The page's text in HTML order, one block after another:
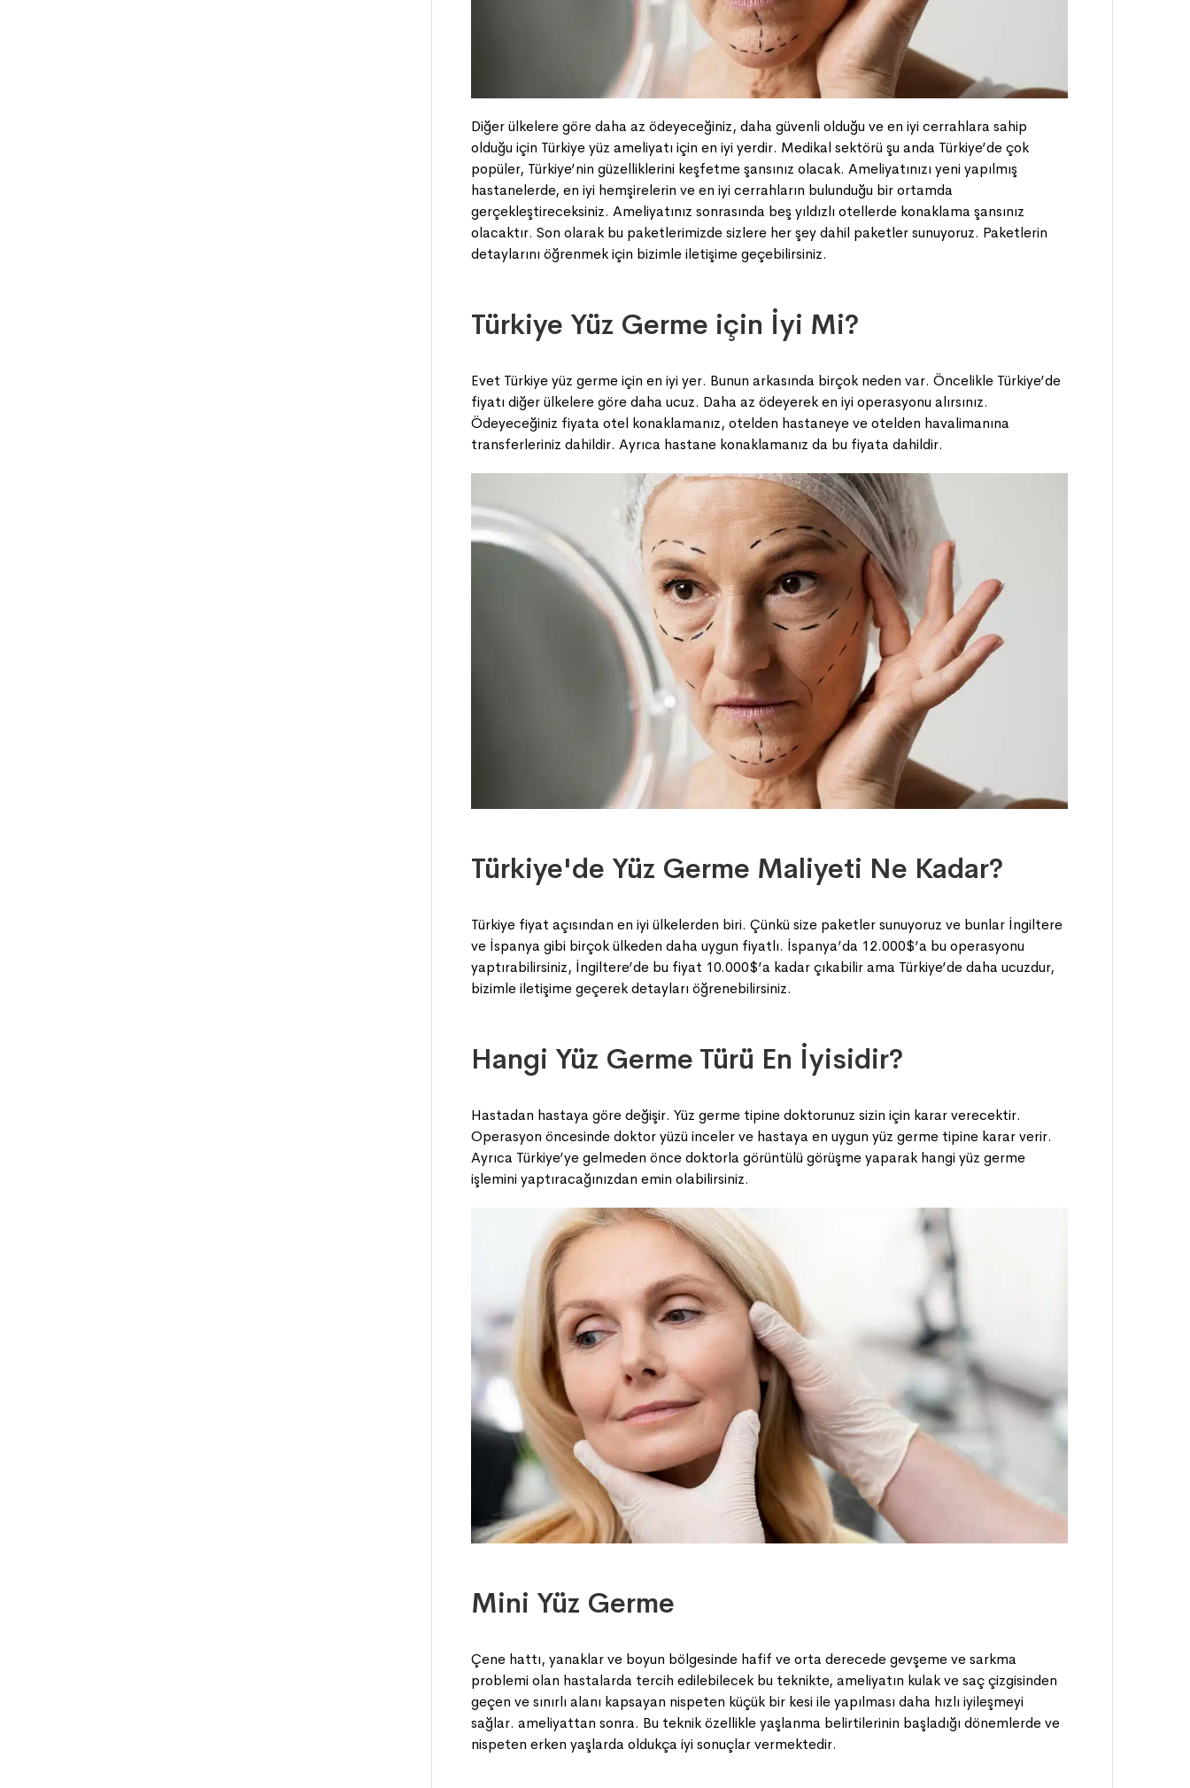
Diğer ülkelere göre daha az ödeyeceğiniz, daha güvenli olduğu ve en iyi cerrahlara sahip
olduğu için Türkiye yüz ameliyatı için en iyi yerdir. Medikal sektörü şu anda Türkiye’de çok
popüler, Türkiye’nin güzelliklerini keşfetme şansınız olacak. Ameliyatınızı yeni yapılmış
hastanelerde, en iyi hemşirelerin ve en iyi cerrahların bulunduğu bir ortamda
gerçekleştireceksiniz. Ameliyatınız sonrasında beş yıldızlı otellerde konaklama şansınız
olacaktır. Son olarak bu paketlerimizde sizlere her şey dahil paketler sunuyoruz. Paketlerin
detaylarını öğrenmek için bizimle iletişime geçebilirsiniz.
Türkiye Yüz Germe için İyi Mi?
Evet Türkiye yüz germe için en iyi yer. Bunun arkasında birçok neden var. Öncelikle Türkiye’de
fiyatı diğer ülkelere göre daha ucuz. Daha az ödeyerek en iyi operasyonu alırsınız.
Ödeyeceğiniz fiyata otel konaklamanız, otelden hastaneye ve otelden havalimanına
transferleriniz dahildir. Ayrıca hastane konaklamanız da bu fiyata dahildir.
Türkiye'de Yüz Germe Maliyeti Ne Kadar?
Türkiye fiyat açısından en iyi ülkelerden biri. Çünkü size paketler sunuyoruz ve bunlar İngiltere
ve İspanya gibi birçok ülkeden daha uygun fiyatlı. İspanya’da 12.000$’a bu operasyonu
yaptırabilirsiniz, İngiltere’de bu fiyat 10.000$’a kadar çıkabilir ama Türkiye’de daha ucuzdur,
bizimle iletişime geçerek detayları öğrenebilirsiniz.
Hangi Yüz Germe Türü En İyisidir?
Hastadan hastaya göre değişir. Yüz germe tipine doktorunuz sizin için karar verecektir.
Operasyon öncesinde doktor yüzü inceler ve hastaya en uygun yüz germe tipine karar verir.
Ayrıca Türkiye’ye gelmeden önce doktorla görüntülü görüşme yaparak hangi yüz germe
işlemini yaptıracağınızdan emin olabilirsiniz.
Mini Yüz Germe
Çene hattı, yanaklar ve boyun bölgesinde hafif ve orta derecede gevşeme ve sarkma
problemi olan hastalarda tercih edilebilecek bu teknikte, ameliyatın kulak ve saç çizgisinden
geçen ve sınırlı alanı kapsayan nispeten küçük bir kesi ile yapılması daha hızlı iyileşmeyi
sağlar. ameliyattan sonra. Bu teknik özellikle yaşlanma belirtilerinin başladığı dönemlerde ve
nispeten erken yaşlarda oldukça iyi sonuçlar vermektedir.